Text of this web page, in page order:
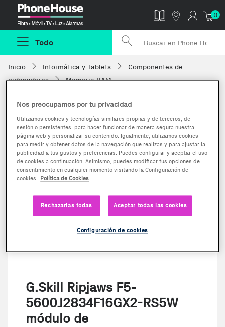
0
Todo
Inicio Informática y Tablets
Componentes de
ordenadores
Memoria RAM
G.Skill Ripjaws F5-
5600J2834F16GX2-RS5W
módulo de
Nos preocupamos por tu privacidad
Utilizamos cookies y tecnologías similares propias y de terceros, de
sesión o persistentes, para hacer funcionar de manera segura nuestra
página web y personalizar su contenido. Igualmente, utilizamos cookies
para medir y obtener datos de la navegación que realizas y para ajustar la
publicidad a tus gustos y preferencias. Puedes configurar y aceptar el uso
de cookies a continuación. Asimismo, puedes modificar tus opciones de
consentimiento en cualquier momento visitando la Configuración de
cookies
Política de Cookies
Rechazarlas todas Aceptar todas las cookies
Configuración de cookies